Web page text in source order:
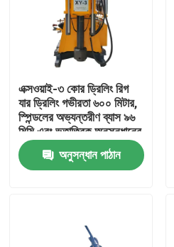
এক্সওয়াই-৩ কোর ড্রিলিং রিগ
যার ড্রিলিং গভীরতা ৬০০ মিটার,
স্পিন্ডলের অভ্যন্তরীণ ব্যাস ৯৬
মিমি এবং ভূতাত্ত্বিক অনুসন্ধানের
জন্য ৩০০০ কেজি উত্তোলন
ক্ষমতা
অনুসন্ধান পাঠান